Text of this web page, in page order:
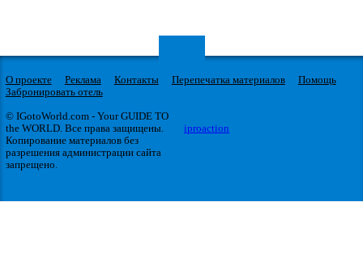
О проекте Реклама Контакты Перепечатка материалов
Помощь
Забронировать отель
© IGotoWorld.com - Your GUIDE TO
the WORLD. Все права защищены.
Копирование материалов без
разрешения администрации сайта
запрещено.
iproaction